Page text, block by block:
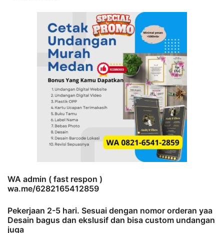
WA admin ( fast respon )
wa.me/6282165412859
Pekerjaan 2-5 hari. Sesuai dengan nomor orderan yaa
Desain bagus dan ekslusif dan bisa custom undangan
juga